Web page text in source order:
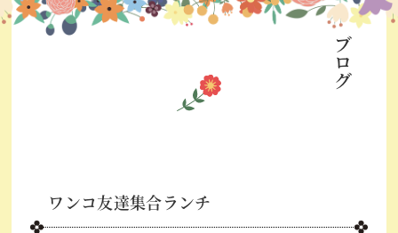
ブログ
ワンコ友達集合ランチ